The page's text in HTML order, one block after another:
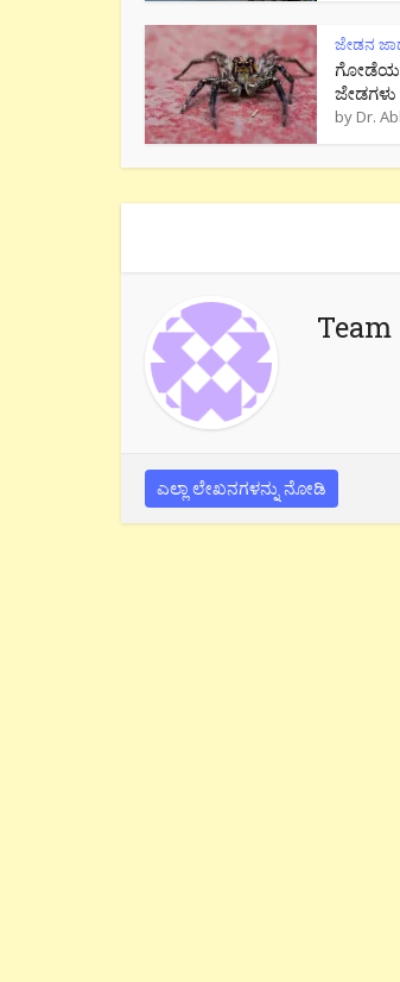
ಜೇಡನ
ಗೋಡೆಯ
ಜೇಡಗಳು
by Dr.
ಎಲ್ಲಾ ಲೇಖನಗಳನ್ನು ನೋಡಿ